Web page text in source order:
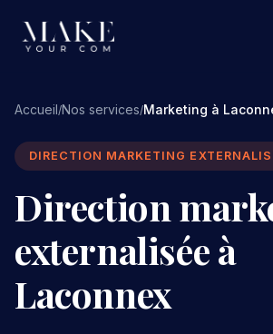
Accueil/Nos services/Marketing à
DIRECTION MARKETING
Direction
externalisée à
Laconnex